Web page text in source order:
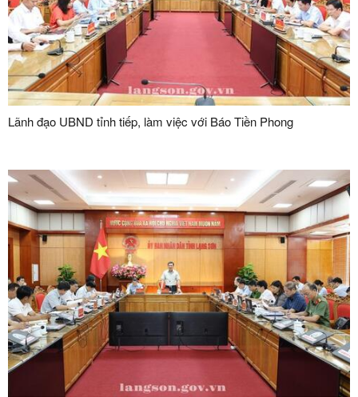
Lãnh đạo UBND tỉnh tiếp, làm việc với Báo Tiền Phong